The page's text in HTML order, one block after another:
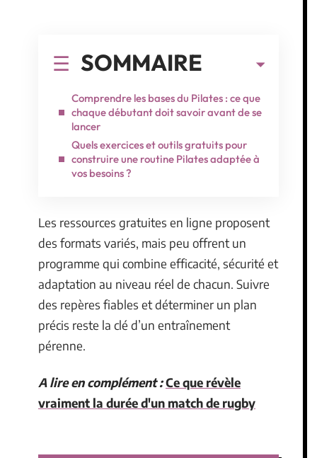
SOMMAIRE
Comprendre les bases du Pilates : ce que
chaque débutant doit savoir avant de se
lancer
Quels exercices et outils gratuits pour
construire une routine Pilates adaptée à
vos besoins ?
Les ressources gratuites en ligne proposent
des formats variés, mais peu offrent un
programme qui combine efficacité, sécurité et
adaptation au niveau réel de chacun. Suivre
des repères fiables et déterminer un plan
précis reste la clé d’un entraînement
pérenne.
A lire en complément :Ce que révèle
vraiment la durée d'un match de rugby